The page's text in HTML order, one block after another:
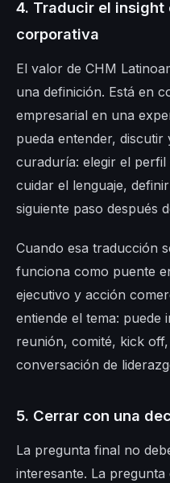
4. Traducir el insight
corporativa
El valor de CHM
una definición. Está en
empresarial en una
pueda entender, discutir
curaduría: elegir el
cuidar el lenguaje,
siguiente paso después
Cuando esa traducción
funciona como puente
ejecutivo y acción
entiende el tema: puede
reunión, comité, kick
conversación de
5. Cerrar con una
La pregunta final no
interesante. La